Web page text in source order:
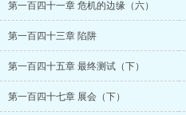
第一百四十一章 危机的边缘（六）
第一百四十三章 陷阱
第一百四十五章 最终测试（下）
第一百四十七章 展会（下）